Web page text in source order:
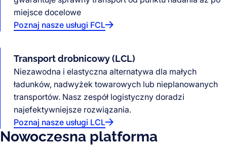
miejsce docelowe
Poznaj nasze usługi FCL
Transport drobnicowy (LCL)
Niezawodna i elastyczna alternatywa dla małych
ładunków, nadwyżek towarowych lub nieplanowanych
transportów. Nasz zespół logistyczny doradzi
najefektywniejsze rozwiązania.
Poznaj nasze usługi LCL
Nowoczesna platforma